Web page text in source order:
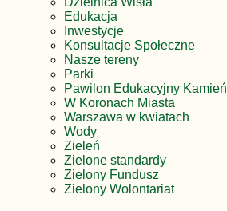
Edukacja
Inwestycje
Konsultacje Społeczne
Nasze tereny
Parki
Pawilon Edukacyjny Kamień
W Koronach Miasta
Warszawa w kwiatach
Wody
Zieleń
Zielone standardy
Zielony Fundusz
Zielony Wolontariat